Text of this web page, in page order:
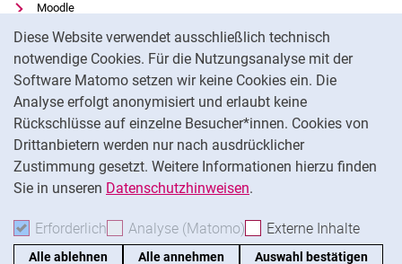
Diese Website verwendet ausschließlich technisch
notwendige Cookies. Für die Nutzungsanalyse mit der
Software Matomo setzen wir keine Cookies ein. Die
Analyse erfolgt anonymisiert und erlaubt keine
Rückschlüsse auf einzelne Besucher*innen. Cookies von
Drittanbietern werden nur nach ausdrücklicher
Zustimmung gesetzt. Weitere Informationen hierzu finden
Sie in unseren Datenschutzhinweisen.
Erforderlich Erforderliche Cookies akzeptieren
Analyse (Matomo) Analyse-Cookies
Externe Inhalte
Alle ablehnen Alle annehmen Auswahl bestätigen
Moodle
Panopto
Universitätsbibliothek
Datenschutz
Barrierefreiheit
Transparenter KI-Einsatz